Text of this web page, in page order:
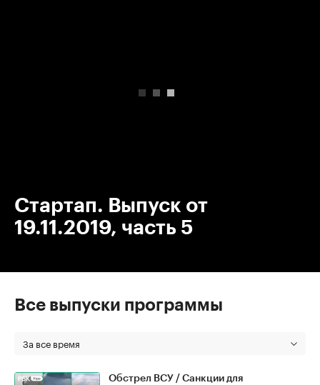
Стартап. Выпуск от
19.11.2019, часть 5
Все выпуски программы
За все время
Обстрел ВСУ / Санкции для